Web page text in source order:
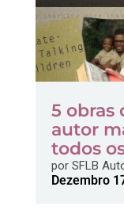
5 obras
autor
todos
porSFLB
Dezembro